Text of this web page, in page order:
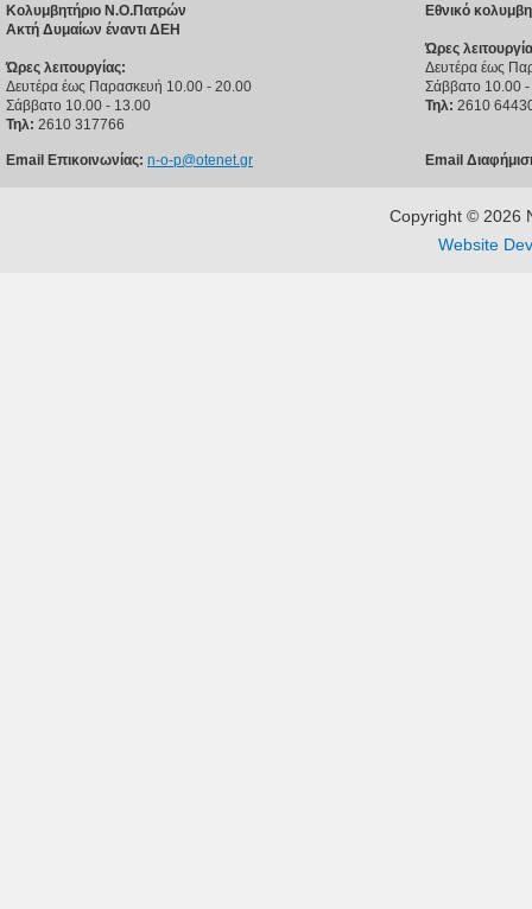
Κολυμβητήριο Ν.Ο.Πατρών
Ακτή Δυμαίων έναντι ΔΕΗ
Ώρες λειτουργίας:
Δευτέρα έως Παρασκευή 10.00 - 20.00
Σάββατο 10.00 - 13.00
Τηλ: 2610 317766
Email Επικοινωνίας: n-o-p@otenet.gr
Εθνικό
Ώρες
Δευτέρα έως
Σάββατο 10.00
Τηλ: 2610
Email
Copyright © 2026
Website